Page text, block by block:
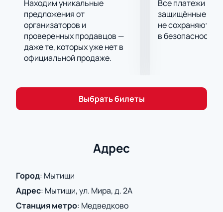
Находим уникальные
предложения от
организаторов и
проверенных продавцов —
даже те, которых уже нет в
официальной продаже.
Все платежи
защищённые
не сохраняются
в безопасности.
Выбрать билеты
Адрес
Город: Мытищи
Адрес: Мытищи, ул. Мира, д. 2А
Станция метро: Медведково